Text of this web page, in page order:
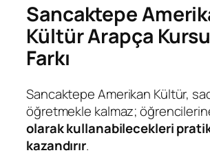
Sancaktepe
Kültür Arapça
Farkı
Sancaktepe Amerikan Kültür,
öğretmekle kalmaz;
olarak kullanabilecekleri
kazandırır.